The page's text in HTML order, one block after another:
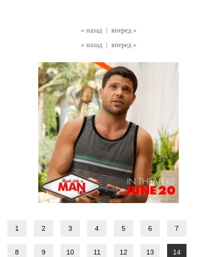
« назад
вперед »
« назад
вперед »
1 2 3 4 5 6 7
8 9 10 11 12 13 14